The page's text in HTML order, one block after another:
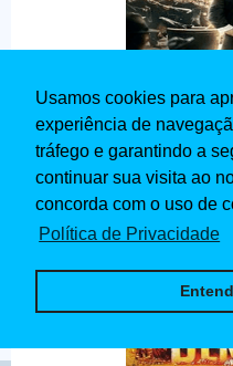
Usamos cookies para
experiência de
tráfego e garantindo a
continuar sua visita ao
concorda com o uso de
Política de Privacidade
Ben - Hur Dublado 1959